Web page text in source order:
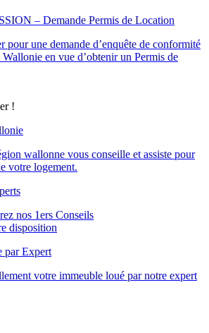
– Demande Permis de Location
pour une demande d’enquête de conformité
en vue d’obtenir un Permis de
!
wallonne vous conseille et assiste pour
votre logement.
nos 1ers Conseils
disposition
par Expert
votre immeuble loué par notre expert